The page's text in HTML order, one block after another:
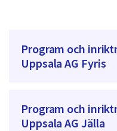
Program och
Uppsala AG Fyris
Program och
Uppsala AG Jälla